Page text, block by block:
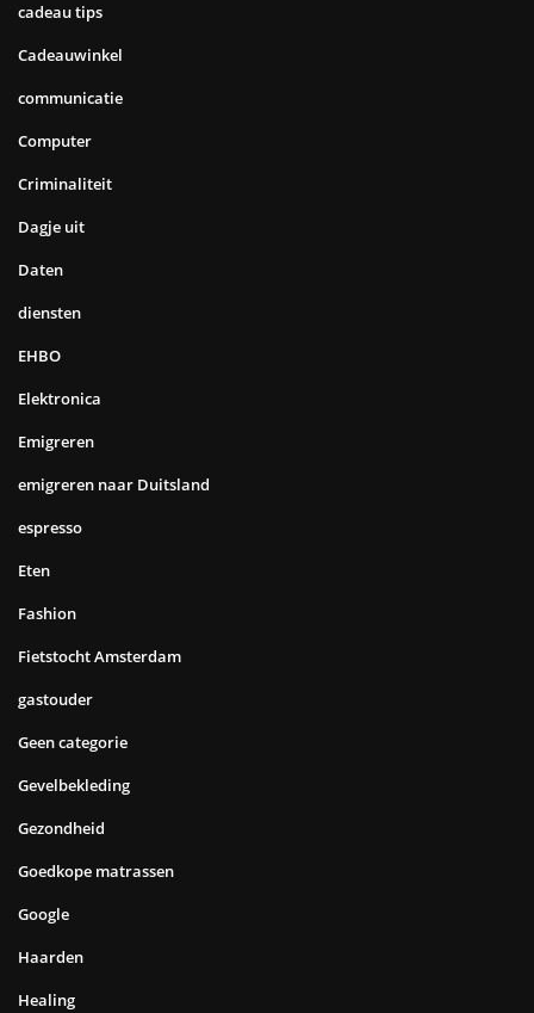
cadeau tips
Cadeauwinkel
communicatie
Computer
Criminaliteit
Dagje uit
Daten
diensten
EHBO
Elektronica
Emigreren
emigreren naar Duitsland
espresso
Eten
Fashion
Fietstocht Amsterdam
gastouder
Geen categorie
Gevelbekleding
Gezondheid
Goedkope matrassen
Google
Haarden
Healing